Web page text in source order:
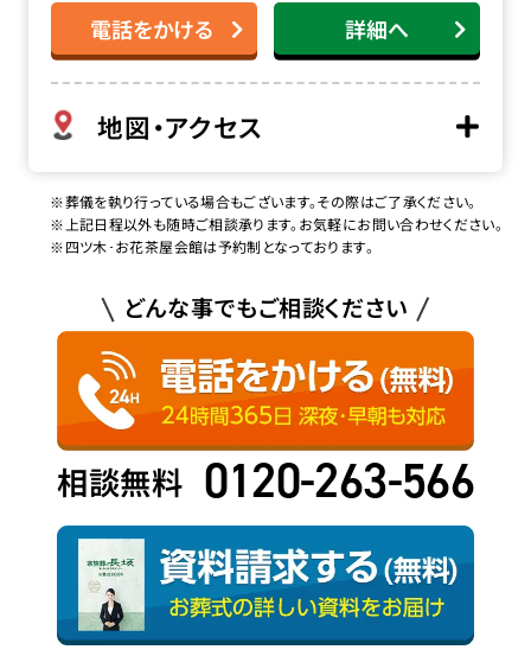
電話をかける 詳細へ
地図・アクセス
※葬儀を執り行っている場合もございます。その際はご了承ください。
※上記日程以外も随時ご相談承ります。お気軽にお問い合わせください。
※四ツ木･お花茶屋会館は予約制となっております。
どんな事でもご相談ください
相談無料 0120-263-566